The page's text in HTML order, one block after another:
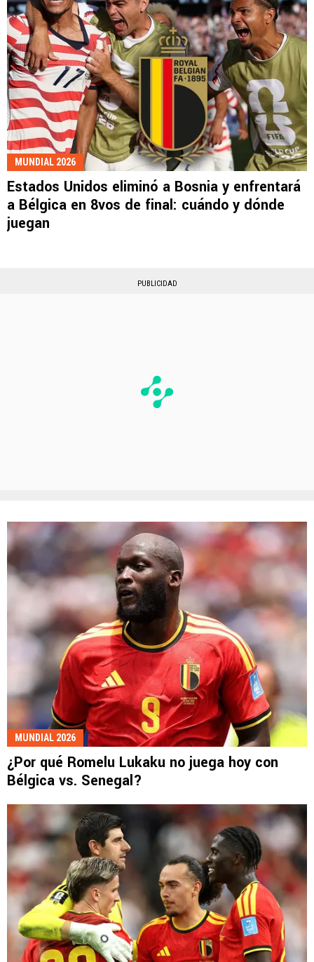
MUNDIAL 2026
Estados Unidos eliminó a Bosnia y enfrentará
a Bélgica en 8vos de final: cuándo y dónde
juegan
PUBLICIDAD
MUNDIAL 2026
¿Por qué Romelu Lukaku no juega hoy con
Bélgica vs. Senegal?